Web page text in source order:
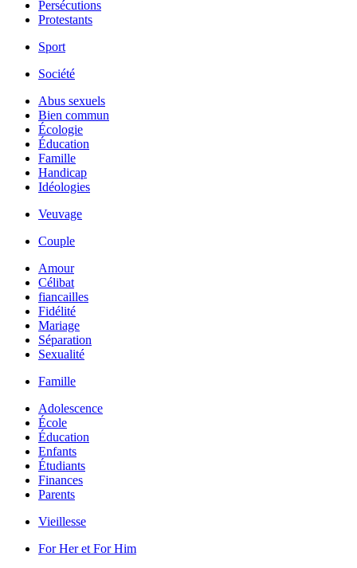
Persécutions
Protestants
Sport
Société
Abus sexuels
Bien commun
Écologie
Éducation
Famille
Handicap
Idéologies
Veuvage
Couple
Amour
Célibat
fiancailles
Fidélité
Mariage
Séparation
Sexualité
Famille
Adolescence
École
Éducation
Enfants
Étudiants
Finances
Parents
Vieillesse
For Her et For Him